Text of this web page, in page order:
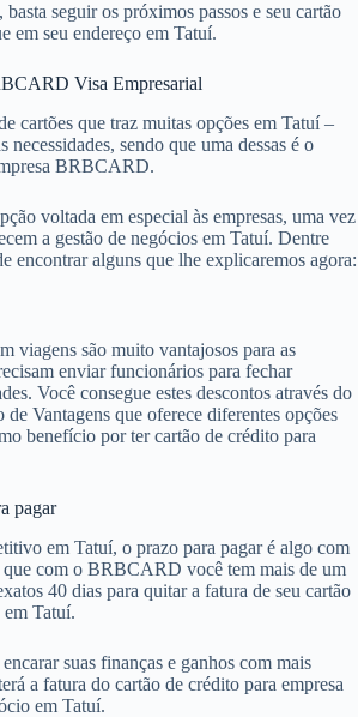
seguir os próximos passos e seu cartão
em seu endereço em Tatuí.
Visa Empresarial
cartões que traz muitas opções em Tatuí –
necessidades, sendo que uma dessas é o
BRBCARD.
voltada em especial às empresas, uma vez
a gestão de negócios em Tatuí. Dentre
encontrar alguns que lhe explicaremos agora:
viagens são muito vantajosos para as
enviar funcionários para fechar
Você consegue estes descontos através do
Vantagens que oferece diferentes opções
benefício por ter cartão de crédito para
pagar
em Tatuí, o prazo para pagar é algo com
que com o BRBCARD você tem mais de um
40 dias para quitar a fatura de seu cartão
em Tatuí.
suas finanças e ganhos com mais
a fatura do cartão de crédito para empresa
em Tatuí.